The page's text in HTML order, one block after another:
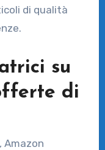
di qualità
su
di
Amazon